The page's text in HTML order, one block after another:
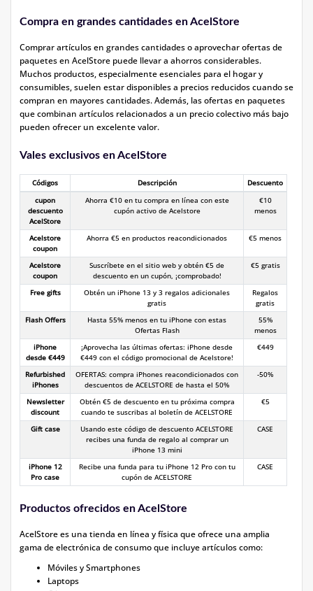
Compra en grandes cantidades en AcelStore
Comprar artículos en grandes cantidades o aprovechar ofertas de
paquetes en AcelStore puede llevar a ahorros considerables.
Muchos productos, especialmente esenciales para el hogar y
consumibles, suelen estar disponibles a precios reducidos cuando se
compran en mayores cantidades. Además, las ofertas en paquetes
que combinan artículos relacionados a un precio colectivo más bajo
pueden ofrecer un excelente valor.
Vales exclusivos en AcelStore
Códigos Descripción
Descuento
cupon
descuento
AcelStore
Ahorra €10 en tu compra en línea con este
cupón activo de Acelstore
€10
menos
Acelstore
coupon
Ahorra €5 en productos reacondicionados €5 menos
Acelstore
coupon
Suscríbete en el sitio web y obtén €5 de
descuento en un cupón, ¡comprobado!
€5 gratis
Free gifts
Obtén un iPhone 13 y 3 regalos adicionales
gratis
Regalos
gratis
Flash Offers
Hasta 55% menos en tu iPhone con estas
Ofertas Flash
55%
menos
iPhone
desde €449
¡Aprovecha las últimas ofertas: iPhone desde
€449 con el código promocional de Acelstore!
€449
Refurbished
iPhones
OFERTAS: compra iPhones reacondicionados con
descuentos de ACELSTORE de hasta el 50%
-50%
Newsletter
discount
Obtén €5 de descuento en tu próxima compra
cuando te suscribas al boletín de ACELSTORE
€5
Gift case
Usando este código de descuento ACELSTORE
recibes una funda de regalo al comprar un
iPhone 13 mini
CASE
iPhone 12
Pro case
Recibe una funda para tu iPhone 12 Pro con tu
cupón de ACELSTORE
CASE
Productos ofrecidos en AcelStore
AcelStore es una tienda en línea y física que ofrece una amplia
gama de electrónica de consumo que incluye artículos como:
Móviles y Smartphones
Laptops